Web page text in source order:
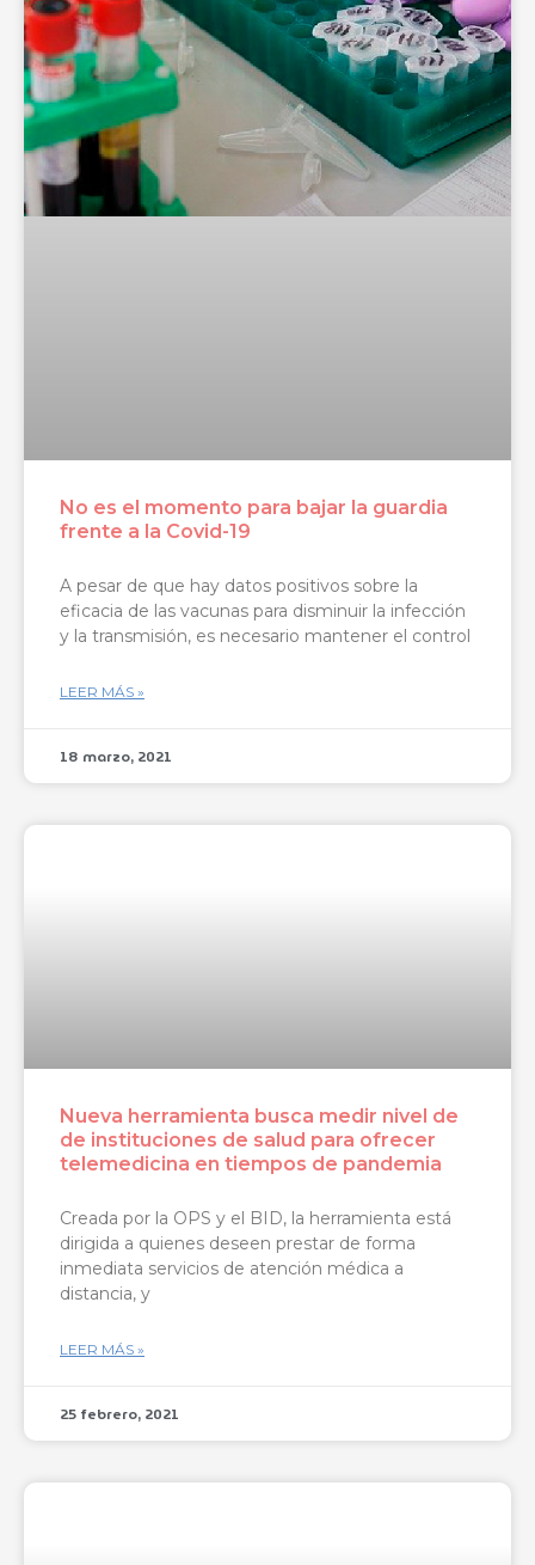
No es el momento para bajar la guardia
frente a la Covid-19
A pesar de que hay datos positivos sobre la
eficacia de las vacunas para disminuir la infección
y la transmisión, es necesario mantener el control
LEER MÁS »
18 marzo, 2021
Nueva herramienta busca medir nivel de
de instituciones de salud para ofrecer
telemedicina en tiempos de pandemia
Creada por la OPS y el BID, la herramienta está
dirigida a quienes deseen prestar de forma
inmediata servicios de atención médica a
distancia, y
LEER MÁS »
25 febrero, 2021